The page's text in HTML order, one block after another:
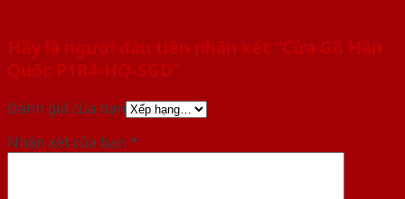
Hãy là người đầu tiên nhận xét “Cửa Gỗ Hàn
Quốc P1R4-HQ-SGD”
Đánh giá của bạn
Nhận xét của bạn *